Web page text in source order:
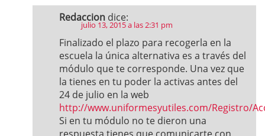
Redaccion dice:
julio 13, 2015 a las 2:31 pm
Finalizado el plazo para recogerla en la
escuela la única alternativa es a través del
módulo que te corresponde. Una vez que
la tienes en tu poder la activas antes del
24 de julio en la web
http://www.uniformesyutiles.com/Registro/
Si en tu módulo no te dieron una